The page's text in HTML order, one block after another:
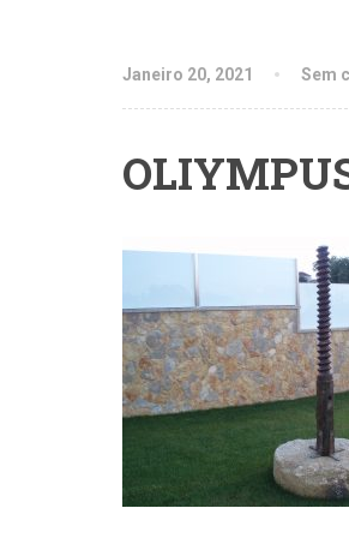
Janeiro 20, 2021 Sem